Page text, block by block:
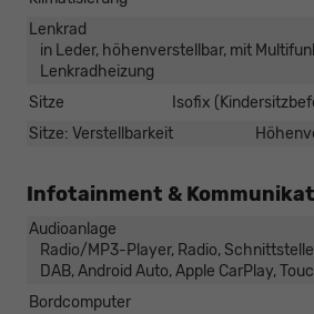
Lenkrad
in Leder, höhenverstellbar, mit
Lenkradheizung
Sitze
Isofix
Sitze: Verstellbarkeit
Infotainment &
Audioanlage
Radio/MP3-Player, Radio,
DAB, Android Auto, Apple CarPlay,
Bordcomputer